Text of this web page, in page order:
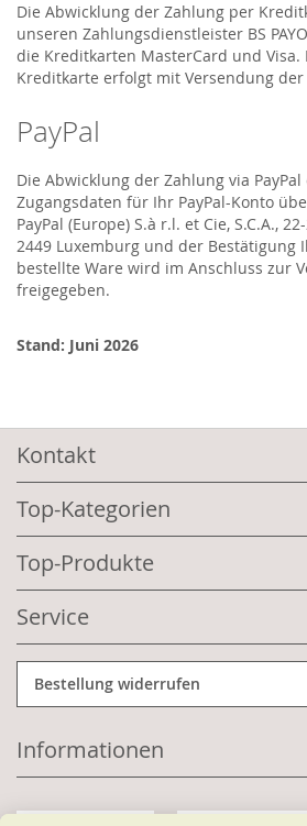
Die Abwicklung der Zahlung per
unseren Zahlungsdienstleister BS
die Kreditkarten MasterCard und Visa.
Kreditkarte erfolgt mit Versendung
PayPal
Die Abwicklung der Zahlung via
Zugangsdaten für Ihr PayPal-Konto
PayPal (Europe) S.à r.l. et Cie, S.C.A.,
2449 Luxemburg und der Bestätigung
bestellte Ware wird im Anschluss zur
freigegeben.
Stand: Juni 2026
Kontakt
Top-Kategorien
Top-Produkte
Service
Bestellung widerrufen
Informationen